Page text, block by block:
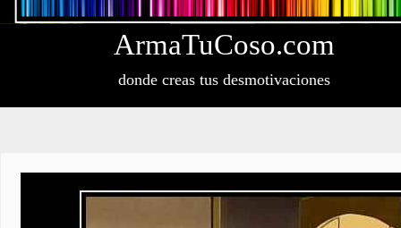
ArmaTuCoso.com
donde creas tus desmotivaciones